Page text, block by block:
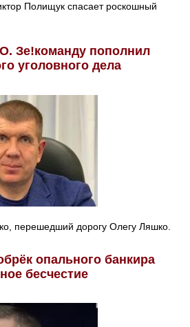
Полищук спасает роскошный
Зе!команду пополнил
уголовного дела
перешедший дорогу Олегу Ляшко.
опального банкира
бесчестие